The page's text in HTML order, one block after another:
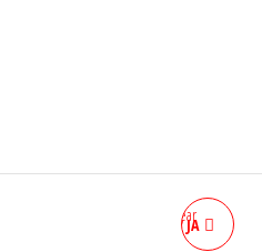
MUUMI KUORET IPHONE 7 JA